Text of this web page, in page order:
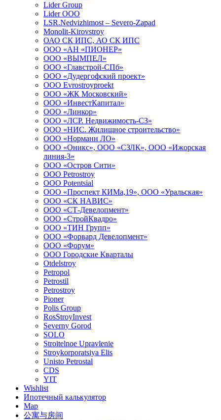
Lider Group
Lider OOO
LSR.Nedvizhimost – Severo-Zapad
Monolit-Kirovstroy
ОАО СК ИПС, АО СК ИПС
ООО «АН «ПИОНЕР»
ООО «ВЫМПЕЛ»
ООО «Главстрой-СПб»
ООО «Дудергофский проект»
OOO Evrostroyproekt
ООО «ЖК Московский»
ООО «ИнвестКапитал»
ООО «Линкор»
ООО «ЛСР. Недвижимость-СЗ»
ООО «НИС. Жилищное строительство»
ООО «Норманн ЛО»
ООО «Оникс», ООО «СЗЛК», ООО «Ижорская
линия-3»
ООО «Остров Сити»
OOO Petrostroy
OOO Potentsial
ООО «Проспект КИМа,19», ООО «Уральская»
ООО «СК НАВИС»
ООО «СТ-Девелопмент»
ООО «СтройКвадро»
ООО «ТИН Групп»
ООО «Форвард Девелопмент»
ООО «Форум»
ООО Городские Кварталы
Otdelstroy
Petropol
Petrostil
Petrostroy
Pioner
Polis Group
RosStroyInvest
Severny Gorod
SOLO
Stroitelnoe Upravlenie
Stroykorporatsiya Elis
Unisto Petrostal
CDS
YIT
Wishlist
Ипотечный калькулятор
Map
公寓与房间